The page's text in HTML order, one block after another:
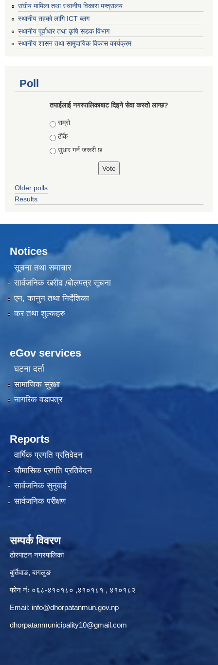
संघीय मामिला तथा स्थानीय विकास मन्त्रालय
स्थानीय तहको लागि ICT ब्लग
स्थानीय पूर्वाधार तथा कृषि सडक विभाग
स्थानीय शासन तथा सामुदायिक विकास कार्यक्रम
Poll
तपाईलाई नगरपालिकाबाट दिइने सेवा कस्तो लाग्छ?
Choices
राम्रो
ठीकै
सुधार गर्न जरूरी छ
Older polls
Results
Notices
सूचना तथा समाचार
सार्वजनिक खरीद /बोलपत्र सूचना
एन, कानुन तथा निर्देशिका
कर तथा शुल्कहरु
eGov services
घटना दर्ता
सामाजिक सुरक्षा
नागरिक वडापत्र
Reports
वार्षिक प्रगति प्रतिवेदन
चौमासिक प्रगति प्रतिवेदन
सार्वजनिक सुनुवाई
सार्वजनिक परीक्षण
सम्पर्क विवरण
ढोरपाटन नगरपालिका
बुर्तिवाङ, बागलुङ
फोन नंः ०६८-४१०१८० ,४१०१८१ , ४१०१८२
Email: info@dhorpatanmun.gov.np
dhorpatanmunicipality10@gmail.com